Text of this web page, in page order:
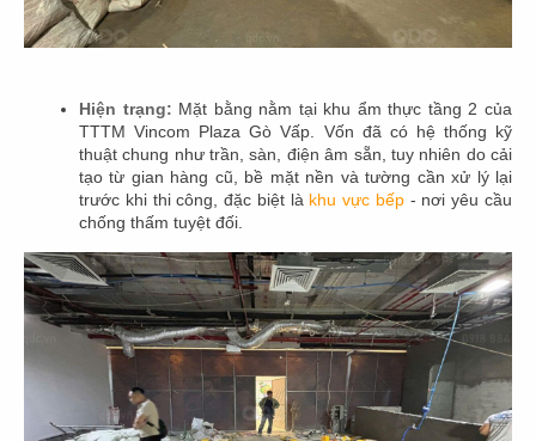
Hiện trạng: Mặt bằng nằm tại khu ẩm thực tầng 2 của
TTTM Vincom Plaza Gò Vấp. Vốn đã có hệ thống kỹ
thuật chung như trần, sàn, điện âm sẵn, tuy nhiên do cải
tạo từ gian hàng cũ, bề mặt nền và tường cần xử lý lại
trước khi thi công, đặc biệt là khu vực bếp- nơi yêu cầu
chống thấm tuyệt đối.
Chủ đầu tư: Genji Izakaya
Diện tích: 180m2
CHI TIẾT
01 02 03 04 05 06 07
ĐĂNG KÝ EMAIL ĐỂ NHẬN TIN
Các tin về chương trình ưu đãi Thiết kế và các chính